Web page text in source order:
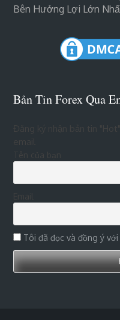
Bên Hưởng Lợi Lớn
Bản Tin Forex Qua
Đăng ký nhận bản tin
Tên của bạn
Tôi đã đọc và đồng ý